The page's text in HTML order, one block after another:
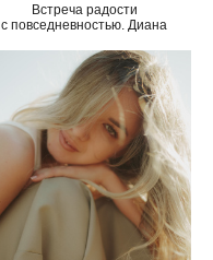
Встреча радости
с повседневностью. Диана